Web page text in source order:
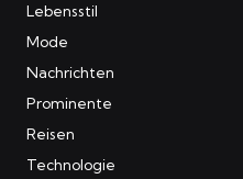
Lebensstil
Mode
Nachrichten
Prominente
Reisen
Technologie